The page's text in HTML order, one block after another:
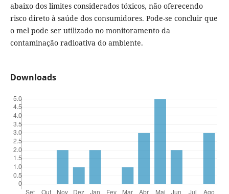
abaixo dos limites considerados tóxicos, não oferecendo
risco direto à saúde dos consumidores. Pode-se concluir que
o mel pode ser utilizado no monitoramento da
contaminação radioativa do ambiente.
Downloads